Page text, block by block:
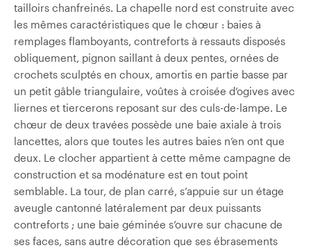
tailloirs chanfreinés. La chapelle nord est construite avec
les mêmes caractéristiques que le chœur : baies à
remplages flamboyants, contreforts à ressauts disposés
obliquement, pignon saillant à deux pentes, ornées de
crochets sculptés en choux, amortis en partie basse par
un petit gâble triangulaire, voûtes à croisée d’ogives avec
liernes et tiercerons reposant sur des culs-de-lampe. Le
chœur de deux travées possède une baie axiale à trois
lancettes, alors que toutes les autres baies n’en ont que
deux. Le clocher appartient à cette même campagne de
construction et sa modénature est en tout point
semblable. La tour, de plan carré, s’appuie sur un étage
aveugle cantonné latéralement par deux puissants
contreforts ; une baie géminée s’ouvre sur chacune de
ses faces, sans autre décoration que ses ébrasements